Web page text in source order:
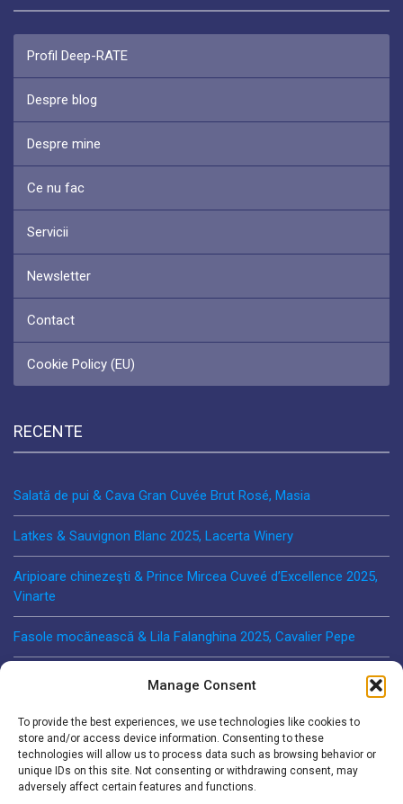
Manage Consent
To provide the best experiences, we use technologies like cookies to
store and/or access device information. Consenting to these
technologies will allow us to process data such as browsing behavior or
unique IDs on this site. Not consenting or withdrawing consent, may
adversely affect certain features and functions.
Profil Deep-RATE
Despre blog
Despre mine
Ce nu fac
Servicii
Newsletter
Contact
Cookie Policy (EU)
RECENTE
Salată de pui & Cava Gran Cuvée Brut Rosé, Masia
Latkes & Sauvignon Blanc 2025, Lacerta Winery
Aripioare chinezeşti & Prince Mircea Cuveé d’Excellence 2025,
Vinarte
Fasole mocănească & Lila Falanghina 2025, Cavalier Pepe
Plăcintă cu carne & Origin Fetească Neagră 2023, Familia
SECȚIUNI